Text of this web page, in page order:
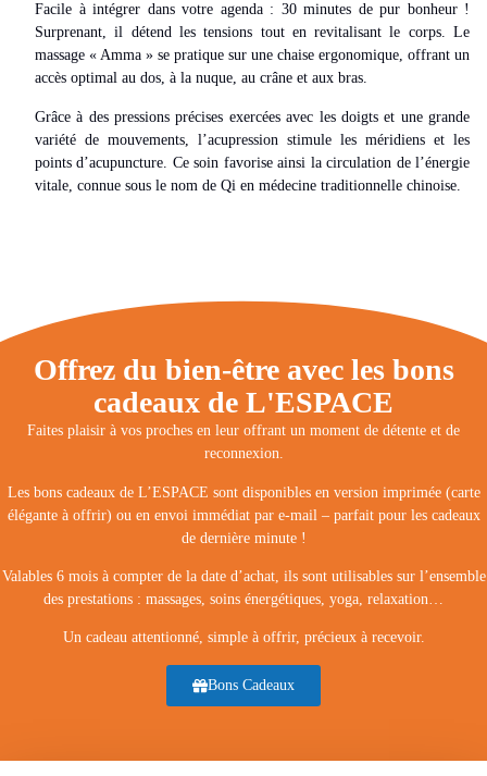
Facile à intégrer dans votre agenda : 30 minutes de pur bonheur!
Surprenant, il détend les tensions tout en revitalisant le corps. Le
massage « Amma » se pratique sur une chaise ergonomique, offrant un
accès optimal au dos, à la nuque, au crâne et aux bras.
Grâce à des pressions précises exercées avec les doigts et une grande
variété de mouvements, l’acupression stimule les méridiens et les
points d’acupuncture . Ce soin favorise ainsi la circulation de l’énergie
vitale, connue sous le nom de Qi en médecine traditionnelle chinoise.
Offrez du bien-être avec les bons
cadeaux de L'ESPACE
Faites plaisir à vos proches en leur offrant un moment de détente et de
reconnexion.
Les bons cadeaux de L’ESPACE sont disponibles en version imprimée (carte
élégante à offrir) ou en envoi immédiat par e-mail – parfait pour les cadeaux
de dernière minute !
Valables 6 mois à compter de la date d’achat, ils sont utilisables sur l’ensemble
des prestations : massages, soins énergétiques, yoga, relaxation…
Un cadeau attentionné, simple à offrir, précieux à recevoir.
Bons Cadeaux